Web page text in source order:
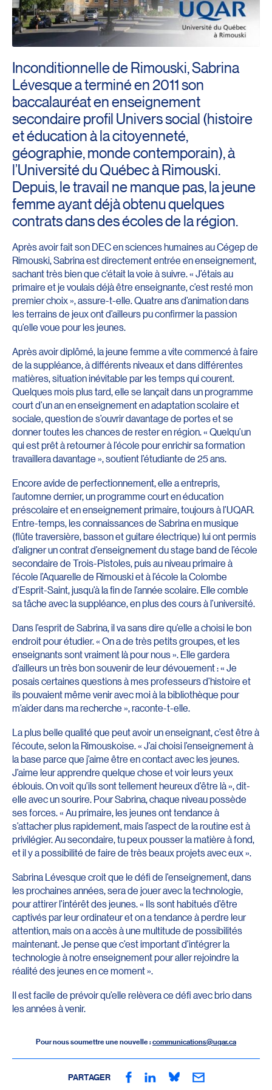
Inconditionnelle de Rimouski, Sabrina
Lévesque a terminé en 2011 son
baccalauréat en enseignement
secondaire profil Univers social (histoire
et éducation à la citoyenneté,
géographie, monde contemporain), à
l’Université du Québec à Rimouski.
Depuis, le travail ne manque pas, la jeune
femme ayant déjà obtenu quelques
contrats dans des écoles de la région.
Après avoir fait son DEC en sciences humaines au Cégep de
Rimouski, Sabrina est directement entrée en enseignement,
sachant très bien que c’était la voie à suivre. « J’étais au
primaire et je voulais déjà être enseignante, c’est resté mon
premier choix », assure-t-elle. Quatre ans d’animation dans
les terrains de jeux ont d’ailleurs pu confirmer la passion
qu’elle voue pour les jeunes.
Après avoir diplômé, la jeune femme a vite commencé à faire
de la suppléance, à différents niveaux et dans différentes
matières, situation inévitable par les temps qui courent.
Quelques mois plus tard, elle se lançait dans un programme
court d’un an en enseignement en adaptation scolaire et
sociale, question de s’ouvrir davantage de portes et se
donner toutes les chances de rester en région. « Quelqu’un
qui est prêt à retourner à l’école pour enrichir sa formation
travaillera davantage », soutient l’étudiante de 25 ans.
Encore avide de perfectionnement, elle a entrepris,
l’automne dernier, un programme court en éducation
préscolaire et en enseignement primaire, toujours à l’UQAR.
Entre-temps, les connaissances de Sabrina en musique
(flûte traversière, basson et guitare électrique) lui ont permis
d’aligner un contrat d’enseignement du stage band de l’école
secondaire de Trois-Pistoles, puis au niveau primaire à
l’école l’Aquarelle de Rimouski et à l’école la Colombe
d’Esprit-Saint, jusqu’à la fin de l’année scolaire. Elle comble
sa tâche avec la suppléance, en plus des cours à l’université.
Dans l’esprit de Sabrina, il va sans dire qu’elle a choisi le bon
endroit pour étudier. « On a de très petits groupes, et les
enseignants sont vraiment là pour nous ». Elle gardera
d’ailleurs un très bon souvenir de leur dévouement : « Je
posais certaines questions à mes professeurs d’histoire et
ils pouvaient même venir avec moi à la bibliothèque pour
m’aider dans ma recherche », raconte-t-elle.
La plus belle qualité que peut avoir un enseignant, c’est être à
l’écoute, selon la Rimouskoise. « J’ai choisi l’enseignement à
la base parce que j’aime être en contact avec les jeunes.
J’aime leur apprendre quelque chose et voir leurs yeux
éblouis. On voit qu’ils sont tellement heureux d’être là », dit-
elle avec un sourire. Pour Sabrina, chaque niveau possède
ses forces. « Au primaire, les jeunes ont tendance à
s’attacher plus rapidement, mais l’aspect de la routine est à
privilégier. Au secondaire, tu peux pousser la matière à fond,
et il y a possibilité de faire de très beaux projets avec eux ».
Sabrina Lévesque croit que le défi de l’enseignement, dans
les prochaines années, sera de jouer avec la technologie,
pour attirer l’intérêt des jeunes. « Ils sont habitués d’être
captivés par leur ordinateur et on a tendance à perdre leur
attention, mais on a accès à une multitude de possibilités
maintenant. Je pense que c’est important d’intégrer la
technologie à notre enseignement pour aller rejoindre la
réalité des jeunes en ce moment ».
Il est facile de prévoir qu’elle relèvera ce défi avec brio dans
les années à venir.
Pour nous soumettre une nouvelle :communications@uqar.ca
PARTAGER